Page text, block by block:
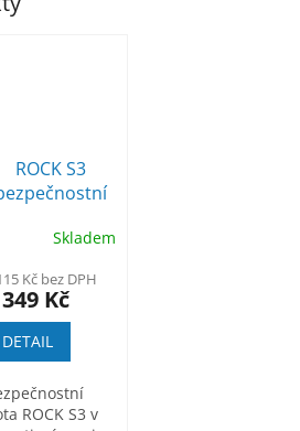
ROCK S3
Skladem
Kč bez DPH
Kč
DETAIL
ROCK S3 v